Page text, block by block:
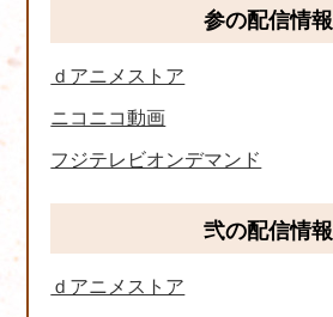
参の配信情報
ｄアニメストア
ニコニコ動画
フジテレビオンデマンド
弐の配信情報
ｄアニメストア